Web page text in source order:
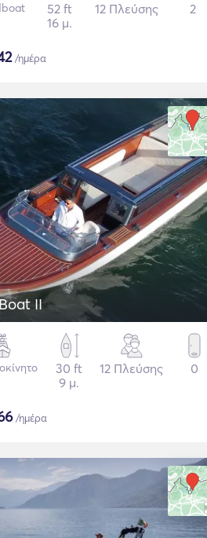
52 ft
16 μ.
12 Πλεύσης 2
/ημέρα
II
30 ft
9 μ.
12 Πλεύσης 0
/ημέρα